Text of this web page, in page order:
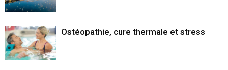
Ostéopathie, cure thermale et stress